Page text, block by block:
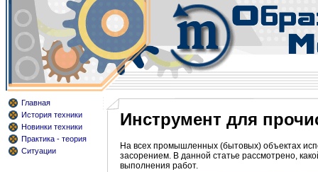
Главная
История техники
Новинки техники
Практика - теория
Ситуации
Инструмент для
На всех промышленных (бытовых) объектах
засорением. В данной статье рассмотрено,
выполнения работ.